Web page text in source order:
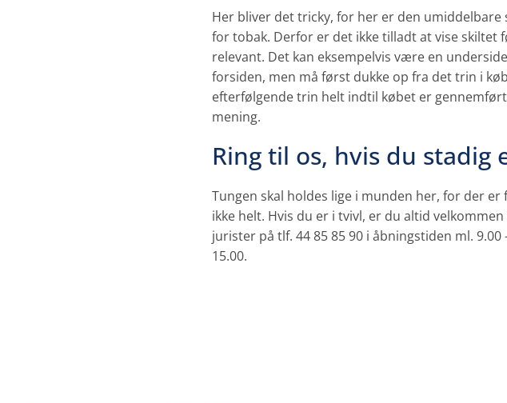
Her bliver det tricky, for her er den
for tobak. Derfor er det ikke tilladt at vise
relevant. Det kan eksempelvis være en
forsiden, men må først dukke op fra det trin i
efterfølgende trin helt indtil købet er
mening.
Ring til os, hvis du stadig
Tungen skal holdes lige i munden her, for der er
ikke helt. Hvis du er i tvivl, er du altid
jurister på tlf. 44 85 85 90 i åbningstiden ml. 9.00
15.00.